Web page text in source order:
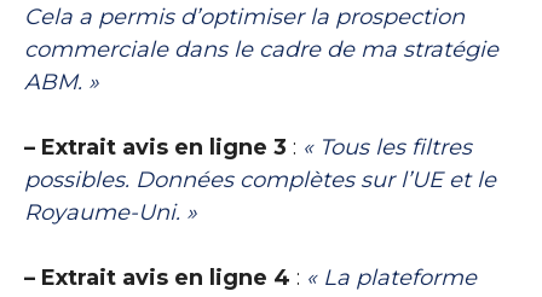
Cela a permis d’optimiser la prospection
commerciale dans le cadre de ma stratégie
ABM. »
– Extrait avis en ligne 3 : « Tous les filtres
possibles. Données complètes sur l’UE et le
Royaume-Uni. »
– Extrait avis en ligne 4 : « La plateforme